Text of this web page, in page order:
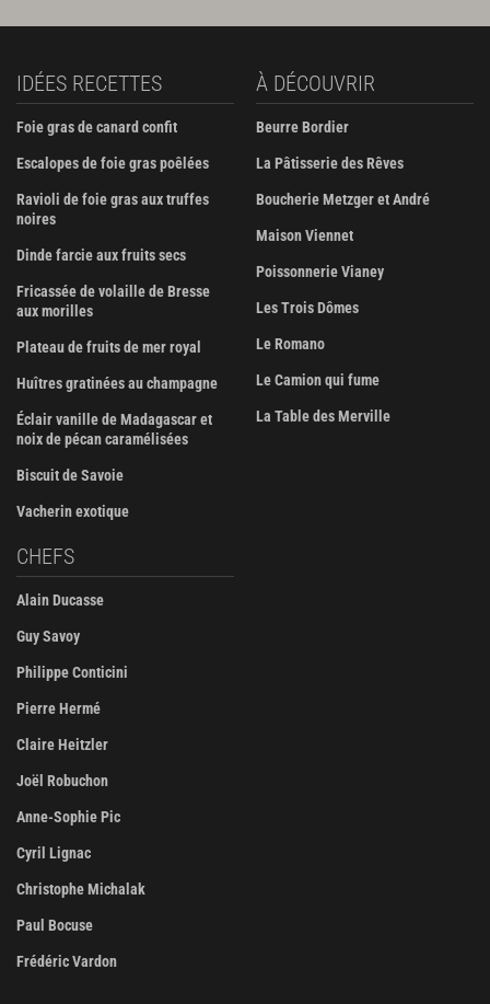
IDÉES RECETTES
Foie gras de canard confit
Escalopes de foie gras poêlées
Ravioli de foie gras aux truffes
noires
Dinde farcie aux fruits secs
Fricassée de volaille de Bresse
aux morilles
Plateau de fruits de mer royal
Huîtres gratinées au champagne
Éclair vanille de Madagascar et
noix de pécan caramélisées
Biscuit de Savoie
Vacherin exotique
À DÉCOUVRIR
Beurre Bordier
La Pâtisserie des Rêves
Boucherie Metzger et André
Maison Viennet
Poissonnerie Vianey
Les Trois Dômes
Le Romano
Le Camion qui fume
La Table des Merville
CHEFS
Alain Ducasse
Guy Savoy
Philippe Conticini
Pierre Hermé
Claire Heitzler
Joël Robuchon
Anne-Sophie Pic
Cyril Lignac
Christophe Michalak
Paul Bocuse
Frédéric Vardon